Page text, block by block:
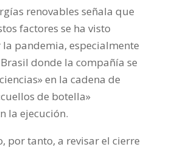
renovables señala que
factores se ha visto
pandemia, especialmente
donde la compañía se
en la cadena de
de botella»
la ejecución.
por tanto, a revisar el cierre